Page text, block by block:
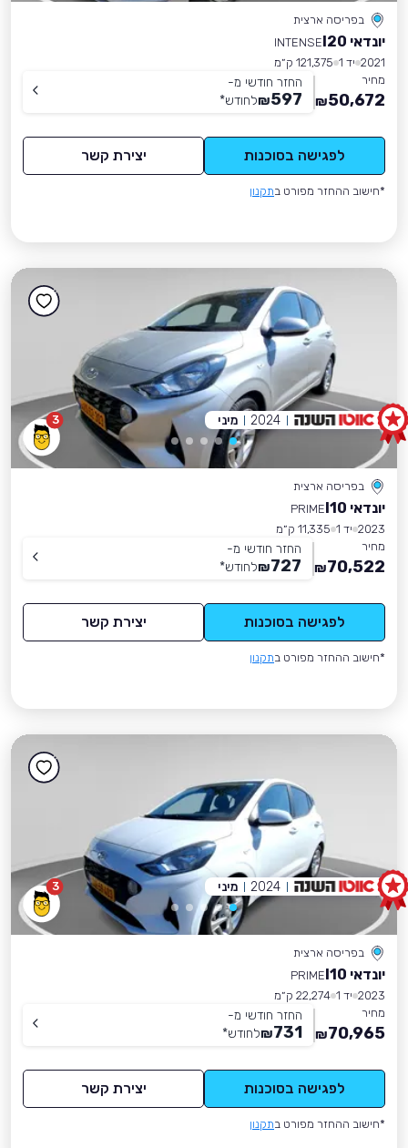
בפריסה ארצית
יונדאי I20
INTENSE
2021 יד 1
121,375 ק״מ
מחיר
50,672
₪
החזר חודשי מ-
597
₪לחודש*
לפגישה בסוכנות יצירת קשר
*חישוב ההחזר מפורט בתקנון
3
בפריסה ארצית
יונדאי I10
PRIME
2023 יד 1
11,335 ק״מ
מחיר
70,522
₪
החזר חודשי מ-
727
₪לחודש*
לפגישה בסוכנות יצירת קשר
*חישוב ההחזר מפורט בתקנון
2024 מיני
3
בפריסה ארצית
יונדאי I10
PRIME
2023 יד 1
22,274 ק״מ
מחיר
70,965
₪
החזר חודשי מ-
731
₪לחודש*
לפגישה בסוכנות יצירת קשר
*חישוב ההחזר מפורט בתקנון
2024 מיני